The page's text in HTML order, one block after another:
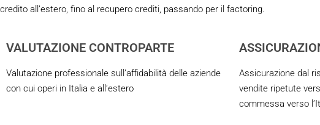
credito all’estero, fino al recupero crediti, passando per il factoring.
VALUTAZIONE CONTROPARTE
Valutazione professionale sull’affidabilità delle aziende
con cui operi in Italia e all’estero
Assicurazione dal
vendite ripetute
commessa verso